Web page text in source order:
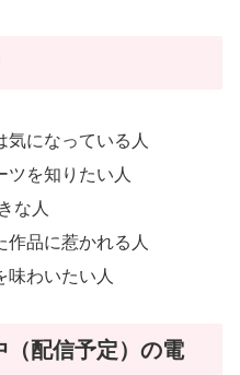
気になっている人
ツを知りたい人
な人
作品に惹かれる人
味わいたい人
（配信予定）の電